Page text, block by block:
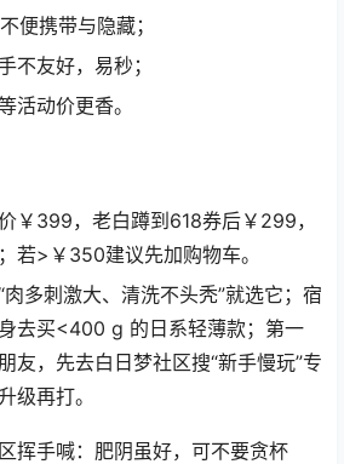
便携带与隐藏；
不友好，易秒；
活动价更香。
￥399，老白蹲到618券后￥299，
若>￥350建议先加购物车。
肉多刺激大、清洗不头秃”就选它；宿
去买<400 g 的日系轻薄款；第一
友，先去白日梦社区搜“新手慢玩”专
级再打。
手喊：肥阴虽好，可不要贪杯